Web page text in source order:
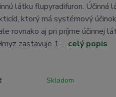
látku flupyradifuron. Účinná
ktorý má systémový
rovnako aj pri príjme účinnej
zastavuje 1-... celý popis
Skladom